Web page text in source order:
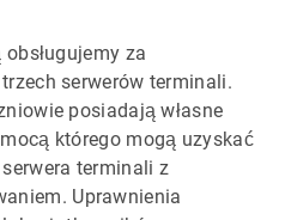
za
serwerów terminali.
posiadają własne
którego mogą uzyskać
terminali z
Uprawnienia